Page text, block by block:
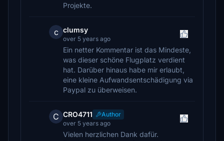
Projekte.
c clumsy
over 5 years ago
Ein netter Kommentar ist das Mindeste,
was dieser schöne Flugplatz verdient
hat. Darüber hinaus habe mir erlaubt,
eine kleine Aufwandsentschädigung via
Paypal zu überweisen.
C CRO4711
Author
over 5 years ago
Vielen herzlichen Dank dafür.